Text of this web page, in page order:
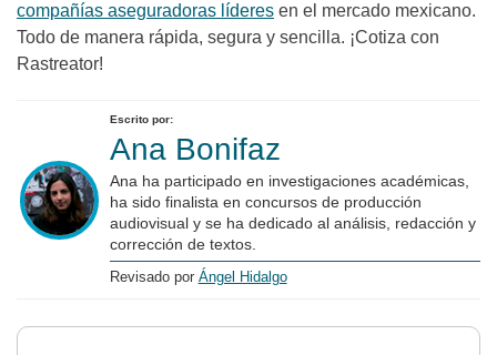
compañías aseguradoras líderes en el mercado mexicano.
Todo de manera rápida, segura y sencilla. ¡Cotiza con
Rastreator!
Escrito por:
Ana Bonifaz
Ana ha participado en investigaciones académicas,
ha sido finalista en concursos de producción
audiovisual y se ha dedicado al análisis, redacción y
corrección de textos.
Revisado por Ángel Hidalgo